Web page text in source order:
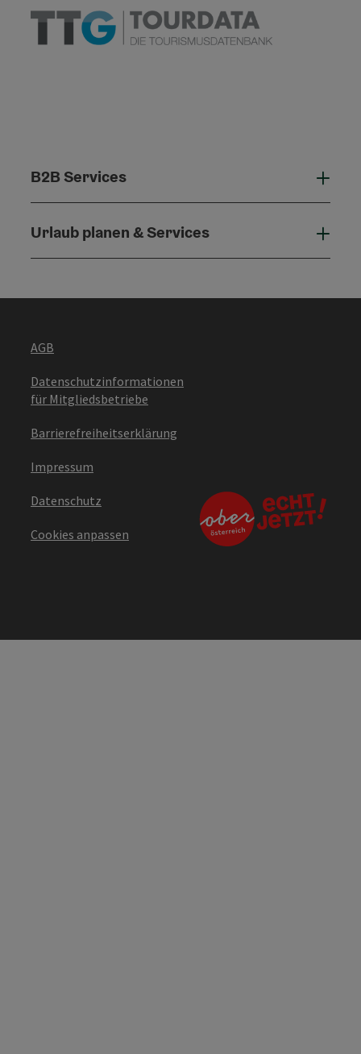
B2B Services
Urlaub planen & Services
AGB
Datenschutzinformationen
für Mitgliedsbetriebe
Barrierefreiheitserklärung
Impressum
Datenschutz
Cookies anpassen